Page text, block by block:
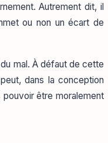
Autrement dit, il
ou non un écart de
mal. À défaut de cette
dans la conception
être moralement